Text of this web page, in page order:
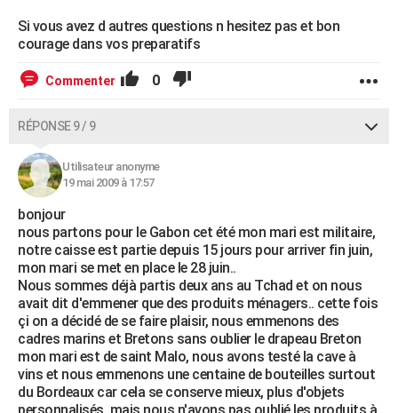
Si vous avez d autres questions n hesitez pas et bon
courage dans vos preparatifs
Commenter 0
RÉPONSE 9 / 9
Utilisateur anonyme
19 mai 2009 à 17:57
bonjour
nous partons pour le Gabon cet été mon mari est militaire,
notre caisse est partie depuis 15 jours pour arriver fin juin,
mon mari se met en place le 28 juin..
Nous sommes déjà partis deux ans au Tchad et on nous
avait dit d'emmener que des produits ménagers.. cette fois
çi on a décidé de se faire plaisir, nous emmenons des
cadres marins et Bretons sans oublier le drapeau Breton
mon mari est de saint Malo, nous avons testé la cave à
vins et nous emmenons une centaine de bouteilles surtout
du Bordeaux car cela se conserve mieux, plus d'objets